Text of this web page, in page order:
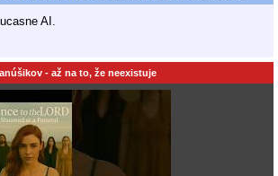
AI.
- až na to, že neexistuje